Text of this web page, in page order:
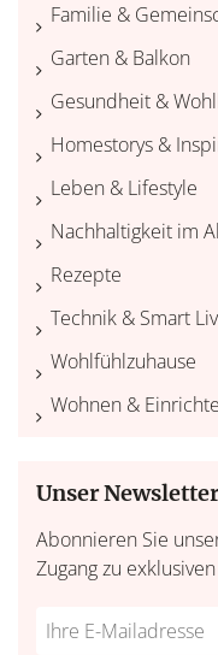
Familie &
Garten & Balkon
Gesundheit &
Homestorys &
Leben & Lifestyle
Nachhaltigkeit im
Rezepte
Technik & Smart
Wohlfühlzuhause
Wohnen &
Unser Newsletter
Abonnieren Sie
Zugang zu
Do
*Ihre